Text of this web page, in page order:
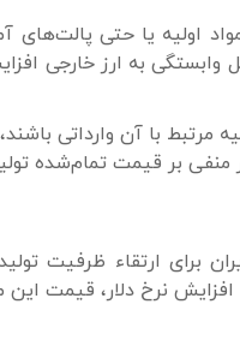
اولیه یا حتی پالت‌های
وابستگی به ارز خارجی
مرتبط با آن وارداتی
منفی بر قیمت تمام‌شده
برای ارتقاء ظرفیت
افزایش نرخ دلار، قیمت